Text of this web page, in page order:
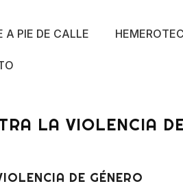
A PIE DE CALLE
LA VIOLENCIA
DE GÉNERO